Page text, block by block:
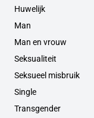
Huwelijk
Man
Man en vrouw
Seksualiteit
Seksueel misbruik
Single
Transgender